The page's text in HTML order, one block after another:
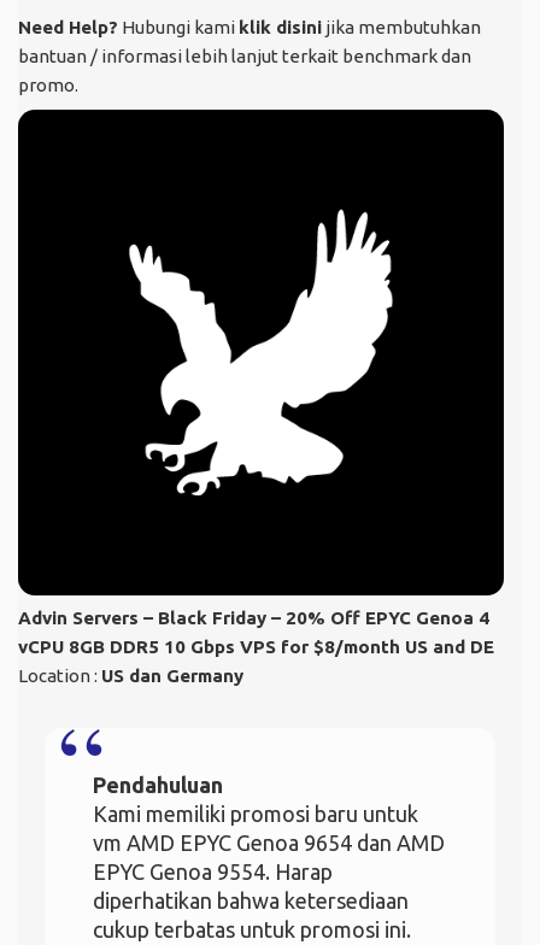
Need Help? Hubungi kami klik disini jika membutuhkan
bantuan / informasi lebih lanjut terkait benchmark dan
promo.
Advin Servers – Black Friday – 20% Off EPYC Genoa 4
vCPU 8GB DDR5 10 Gbps VPS for $8/month US and DE
Location : US dan Germany
Pendahuluan
Kami memiliki promosi baru untuk
vm AMD EPYC Genoa 9654 dan AMD
EPYC Genoa 9554. Harap
diperhatikan bahwa ketersediaan
cukup terbatas untuk promosi ini.